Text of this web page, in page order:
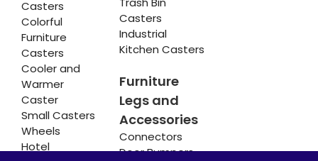
Casters
Colorful
Furniture
Casters
Cooler and
Warmer
Caster
Small Casters
Wheels
Hotel
Casters
Industrial
Kitchen Casters
Furniture
Legs and
Accessories
Connectors
Door Bumpers